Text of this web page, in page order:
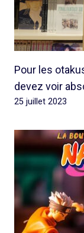
Pour les
devez voir
25 juillet 2023